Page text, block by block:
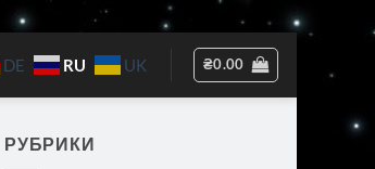
DE RU UK ₴0.00
РУБРИКИ